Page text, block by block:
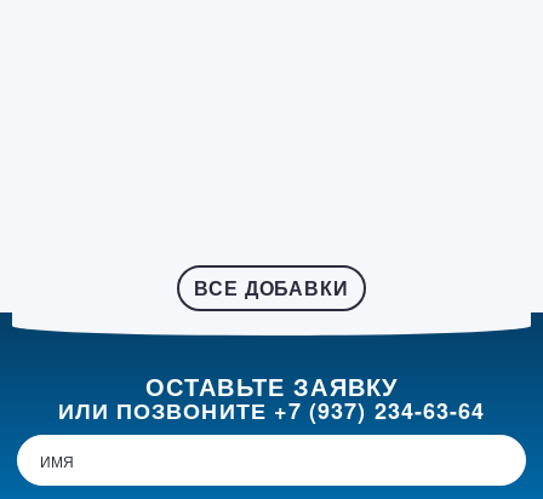
ВСЕ ДОБАВКИ
ОСТАВЬТЕ ЗАЯВКУ
ИЛИ ПОЗВОНИТЕ +7 (937) 234-63-64